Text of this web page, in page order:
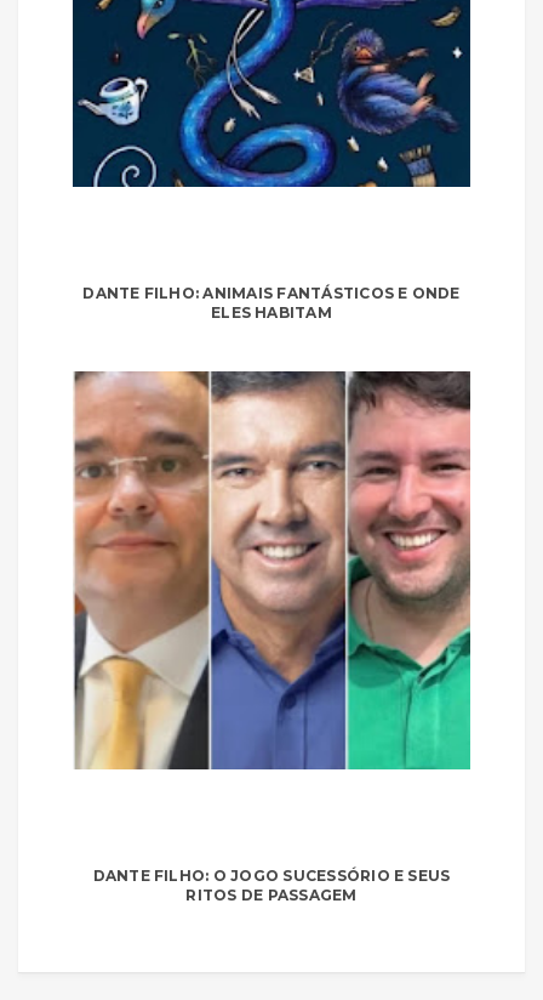
DANTE FILHO: ANIMAIS FANTÁSTICOS E ONDE
ELES HABITAM
DANTE FILHO: O JOGO SUCESSÓRIO E SEUS
RITOS DE PASSAGEM